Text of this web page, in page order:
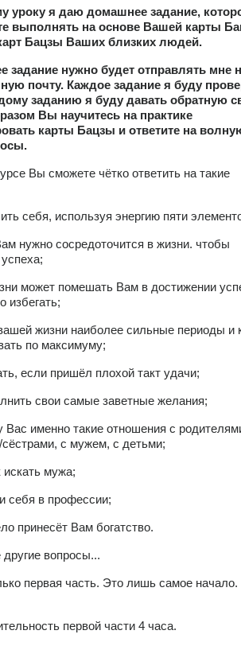
уроку я даю домашнее задание,
выполнять на основе Вашей карты
Бацзы Ваших близких людей.
задание нужно будет отправлять мне
почту. Каждое задание я буду
заданию я буду давать обратную
Вы научитесь на практике
карты Бацзы и ответите на
Вы сможете чётко ответить на такие
себя, используя энергию пяти
нужно сосредоточится в жизни. чтобы
может помешать Вам в достижении
избегать;
жизни наиболее сильные периоды и
по максимуму;
если пришёл плохой такт удачи;
свои самые заветные желания;
Вас именно такие отношения с
с мужем, с детьми;
искать мужа;
себя в профессии;
принесёт Вам богатство.
другие вопросы...
первая часть. Это лишь самое начало.
первой части 4 часа.